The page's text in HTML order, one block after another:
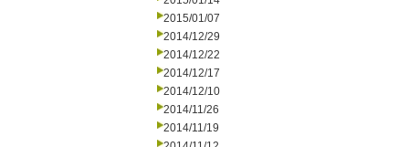
2015/01/07
2014/12/29
2014/12/22
2014/12/17
2014/12/10
2014/11/26
2014/11/19